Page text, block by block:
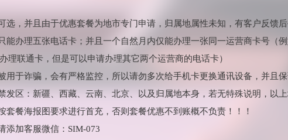
选，并且由于优惠套餐为地市专门申请，归属地属性未知，有客户反馈后
能办理五张电话卡；并且一个自然月内仅能办理一张同一运营商卡号（
理联通卡，但是可以申请办理其它两个运营商的电话卡）
用于诈骗，会有严格监控，所以请勿多次给手机卡更换通讯设备，并且保
发区：新疆、西藏、云南、北京、以及归属地本身，若无特殊说明，以上
套餐海报图要求进行首充，否则套餐优惠不到账概不负责！！！
添加客服微信：SIM-073